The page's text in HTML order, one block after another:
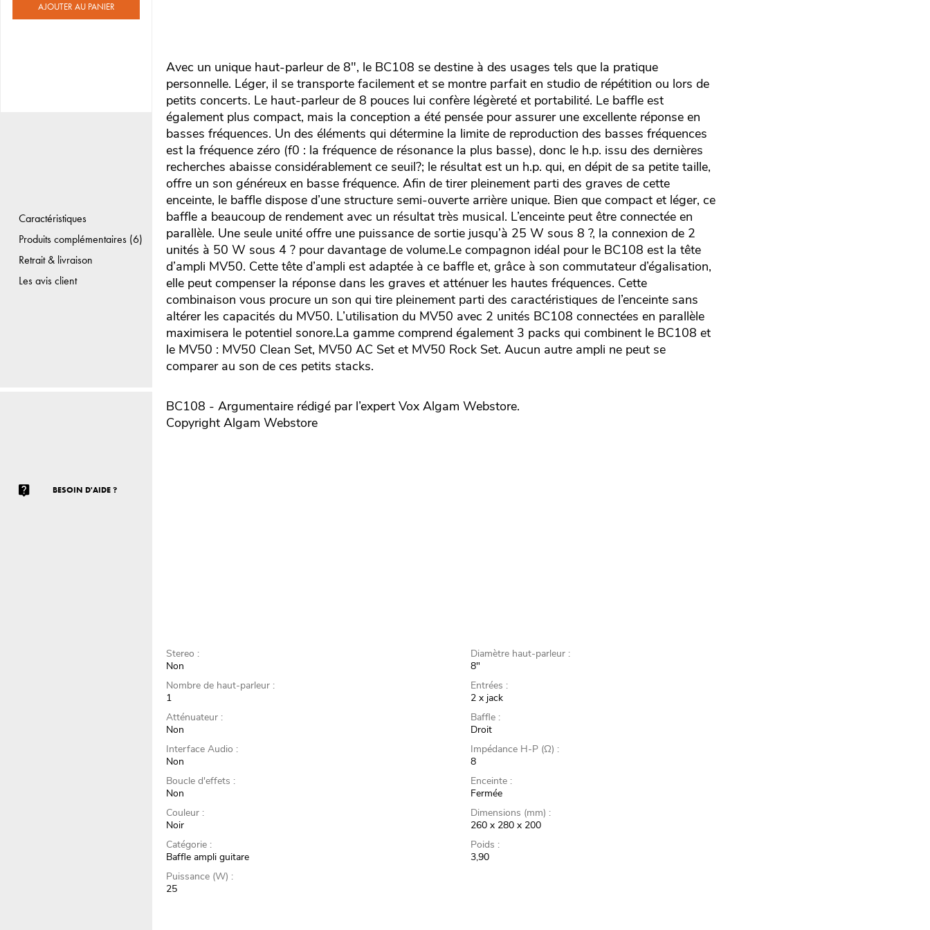
AJOUTER AU PANIER
Caractéristiques
Produits complémentaires (6)
Retrait & livraison
Les avis client
BESOIN D'AIDE ?
Avec un unique haut-parleur de 8", le BC108 se destine à des usages tels que la pratique
personnelle. Léger, il se transporte facilement et se montre parfait en studio de répétition ou lors de
petits concerts. Le haut-parleur de 8 pouces lui confère légèreté et portabilité. Le baffle est
également plus compact, mais la conception a été pensée pour assurer une excellente réponse en
basses fréquences. Un des éléments qui détermine la limite de reproduction des basses fréquences
est la fréquence zéro (f0 : la fréquence de résonance la plus basse), donc le h.p. issu des dernières
recherches abaisse considérablement ce seuil?; le résultat est un h.p. qui, en dépit de sa petite taille,
offre un son généreux en basse fréquence. Afin de tirer pleinement parti des graves de cette
enceinte, le baffle dispose d’une structure semi-ouverte arrière unique. Bien que compact et léger, ce
baffle a beaucoup de rendement avec un résultat très musical. L’enceinte peut être connectée en
parallèle. Une seule unité offre une puissance de sortie jusqu’à 25 W sous 8 ?, la connexion de 2
unités à 50 W sous 4 ? pour davantage de volume.Le compagnon idéal pour le BC108 est la tête
d’ampli MV50. Cette tête d’ampli est adaptée à ce baffle et, grâce à son commutateur d’égalisation,
elle peut compenser la réponse dans les graves et atténuer les hautes fréquences. Cette
combinaison vous procure un son qui tire pleinement parti des caractéristiques de l’enceinte sans
altérer les capacités du MV50. L’utilisation du MV50 avec 2 unités BC108 connectées en parallèle
maximisera le potentiel sonore.La gamme comprend également 3 packs qui combinent le BC108 et
le MV50 : MV50 Clean Set, MV50 AC Set et MV50 Rock Set. Aucun autre ampli ne peut se
comparer au son de ces petits stacks.
BC108 - Argumentaire rédigé par l’expertVox Algam Webstore.
Copyright Algam Webstore
Stereo :
Non
Nombre de haut-parleur :
1
Atténuateur :
Non
Interface Audio :
Non
Boucle d'effets :
Non
Couleur :
Noir
Catégorie :
Baffle ampli guitare
Puissance (W) :
25
Diamètre haut-parleur :
8"
Entrées :
2 x jack
Baffle :
Droit
Impédance H-P (Ω) :
8
Enceinte :
Fermée
Dimensions (mm) :
260 x 280 x 200
Poids :
3,90